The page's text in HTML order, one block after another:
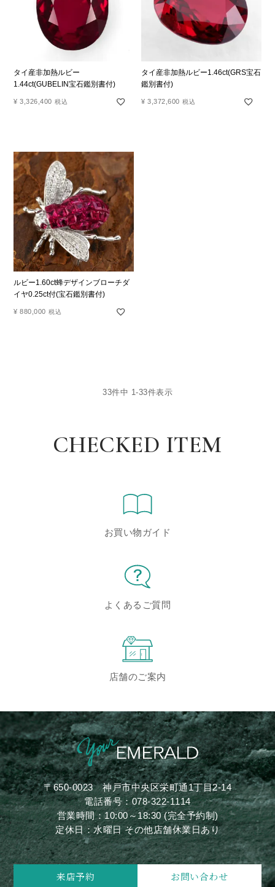
タイ産非加熱ルビー
1.44ct(GUBELIN宝石鑑別書付)
¥ 3,326,400 税込
タイ産非加熱ルビー1.46ct(GRS宝石
鑑別書付)
¥ 3,372,600 税込
ルビー1.60ct蜂デザインブローチダ
イヤ0.25ct付(宝石鑑別書付)
¥ 880,000 税込
33件中 1-33件表示
CHECKED ITEM
お買い物ガイド
よくあるご質問
店舗のご案内
〒650-0023神戸市中央区栄町通1丁目2-14
電話番号：078-322-1114
営業時間：10:00～18:30 (完全予約制)
定休日：水曜日 その他店舗休業日あり
来店予約 お問い合わせ